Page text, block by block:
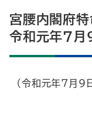
宮腰内閣府
令和元年7月
（令和元年7月9